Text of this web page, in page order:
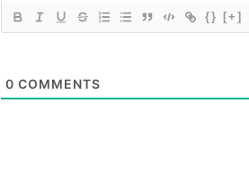
{} [+]
0 COMMENTS